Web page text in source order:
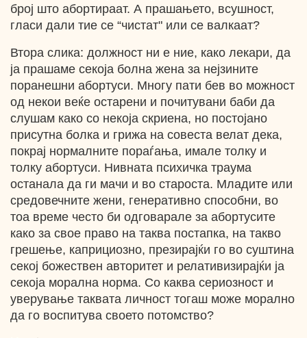
број што абортираат. А прашањето, всушност,
гласи дали тие се “чистат" или се валкаат?
Втора слика: должност ни е ние, како лекари, да
ја прашаме секоја болна жена за нејзините
поранешни абортуси. Многу пати бев во можност
од некои веќе остарени и почитувани баби да
слушам како со некоја скриена, но постојано
присутна болка и грижа на совеста велат дека,
покрај нормалните пораѓања, имале толку и
толку абортуси. Нивната психичка траума
останала да ги мачи и во староста. Младите или
средовечните жени, генеративно способни, во
тоа време често би одговарале за абортусите
како за свое право на таква постапка, на такво
грешење, каприциозно, презирајќи го во суштина
секој божествен авторитет и релативизирајќи ја
секоја морална норма. Со каква сериозност и
уверување таквата личност тогаш може морално
да го воспитува своето потомство?